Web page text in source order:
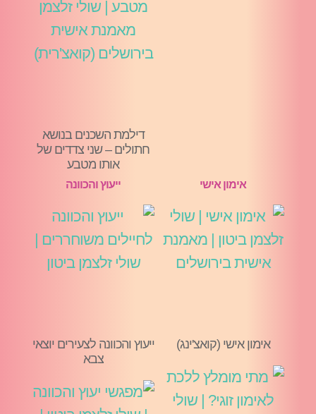
דילמת השכנים בנושא
חתולים – שני צדדים של
אותו מטבע
אימון אישי
אימון אישי (קואצ'ינג)
ייעוץ והכוונה
ייעוץ והכוונה לצעירים יוצאי
צבא